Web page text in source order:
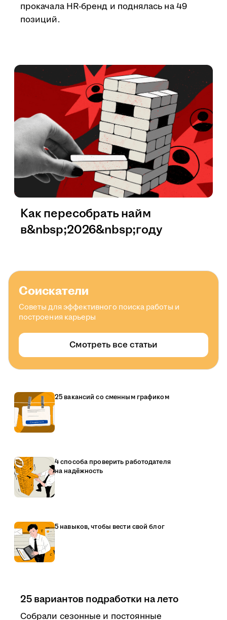
прокачала HR-бренд и поднялась на 49
позиций.
Как пересобрать найм
в&nbsp;2026&nbsp;году
Соискатели
Советы для эффективного поиска работы и
построения карьеры
Смотреть все статьи
25 вакансий со сменным графиком
4 способа проверить работодателя
на надёжность
5 навыков, чтобы вести свой блог
25 вариантов подработки на лето
Собрали сезонные и постоянные